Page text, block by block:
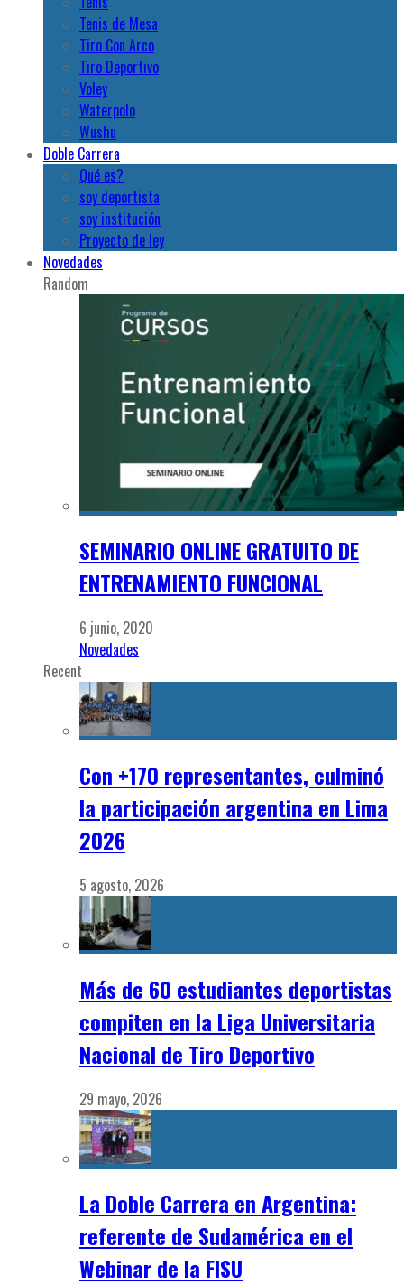
Tenis de Mesa
Tiro Con Arco
Tiro Deportivo
Voley
Waterpolo
Wushu
Doble Carrera
Qué es?
soy deportista
soy institución
Proyecto de ley
Novedades
Random
SEMINARIO ONLINE GRATUITO DE
ENTRENAMIENTO FUNCIONAL
6 junio, 2020
Novedades
Recent
Con +170 representantes, culminó
la participación argentina en Lima
2026
5 agosto, 2026
Más de 60 estudiantes deportistas
compiten en la Liga Universitaria
Nacional de Tiro Deportivo
29 mayo, 2026
La Doble Carrera en Argentina:
referente de Sudamérica en el
Webinar de la FISU